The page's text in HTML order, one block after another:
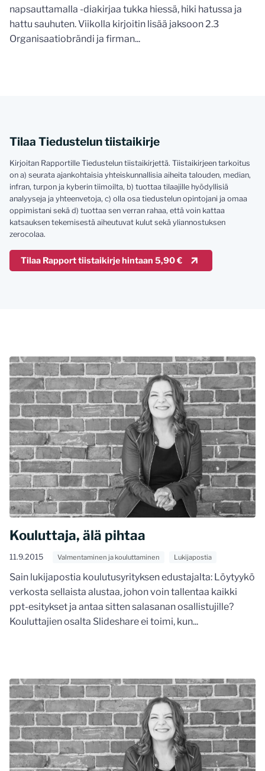
napsauttamalla -diakirjaa tukka hiessä, hiki hatussa ja
hattu sauhuten. Viikolla kirjoitin lisää jaksoon 2.3
Organisaatiobrändi ja firman...
Tilaa Tiedustelun tiistaikirje
Kirjoitan Rapportille Tiedustelun tiistaikirjettä. Tiistaikirjeen tarkoitus
on a) seurata ajankohtaisia yhteiskunnallisia aiheita talouden, median,
infran, turpon ja kyberin tiimoilta, b) tuottaa tilaajille hyödyllisiä
analyyseja ja yhteenvetoja, c) olla osa tiedustelun opintojani ja omaa
oppimistani sekä d) tuottaa sen verran rahaa, että voin kattaa
katsauksen tekemisestä aiheutuvat kulut sekä yliannostuksen
zerocolaa.
Tilaa Rapport tiistaikirje hintaan 5,90 €
Kouluttaja, älä pihtaa
11.9.2015 Valmentaminen ja kouluttaminen Lukijapostia
Sain lukijapostia koulutusyrityksen edustajalta: Löytyykö
verkosta sellaista alustaa, johon voin tallentaa kaikki
ppt-esitykset ja antaa sitten salasanan osallistujille?
Kouluttajien osalta Slideshare ei toimi, kun...